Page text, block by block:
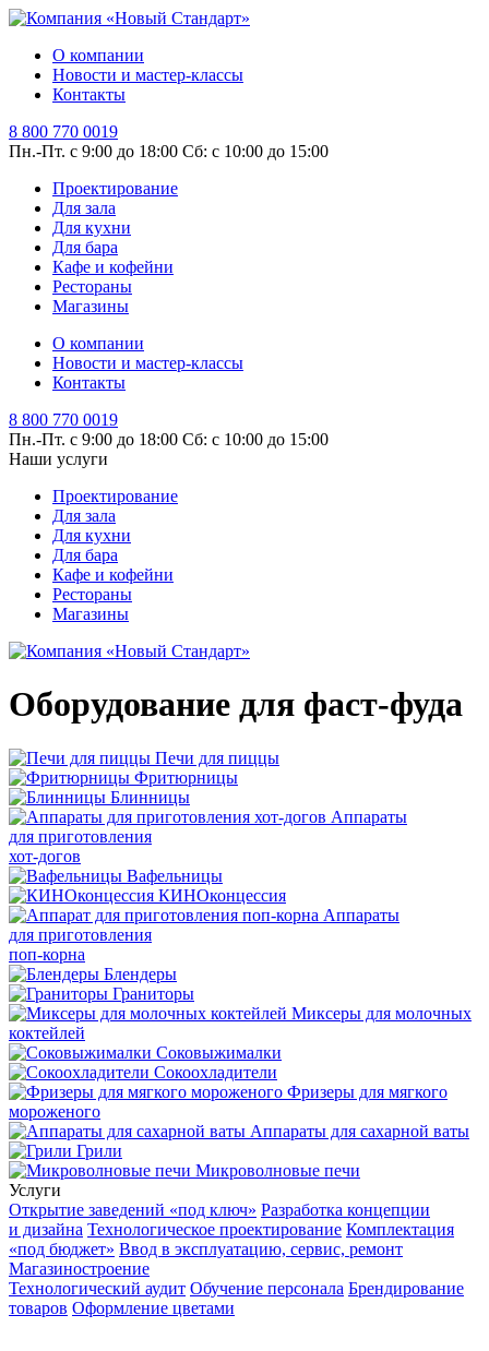
О компании
Новости и мастер-классы
Контакты
8 800 770 0019
Пн.-Пт. с 9:00 до 18:00 Сб: с 10:00 до 15:00
Проектирование
Для зала
Для кухни
Для бара
Кафе и кофейни
Рестораны
Магазины
О компании
Новости и мастер-классы
Контакты
8 800 770 0019
Пн.-Пт. с 9:00 до 18:00 Сб: с 10:00 до 15:00
Наши услуги
Проектирование
Для зала
Для кухни
Для бара
Кафе и кофейни
Рестораны
Магазины
Оборудование для фаст-фуда
Печи для пиццы
Фритюрницы
Блинницы
Аппараты
для приготовления
хот-догов
Вафельницы
КИНОконцессия
Аппараты
для приготовления
поп-корна
Блендеры
Граниторы
Миксеры для молочных
коктейлей
Соковыжималки
Сокоохладители
Фризеры для мягкого
мороженого
Аппараты для сахарной ваты
Грили
Микроволновые печи
Услуги
Открытие заведений «под ключ» Разработка концепции
и дизайна Технологическое проектирование Комплектация
«под бюджет» Ввод в эксплуатацию, сервис, ремонт
Магазиностроение
Технологический аудит Обучение персонала Брендирование
товаров Оформление цветами